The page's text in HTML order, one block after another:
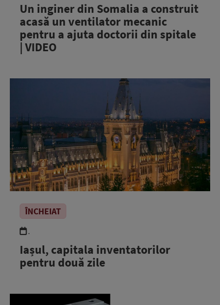
Un inginer din Somalia a construit
acasă un ventilator mecanic
pentru a ajuta doctorii din spitale
| VIDEO
ÎNCHEIAT
.
Iașul, capitala inventatorilor
pentru două zile